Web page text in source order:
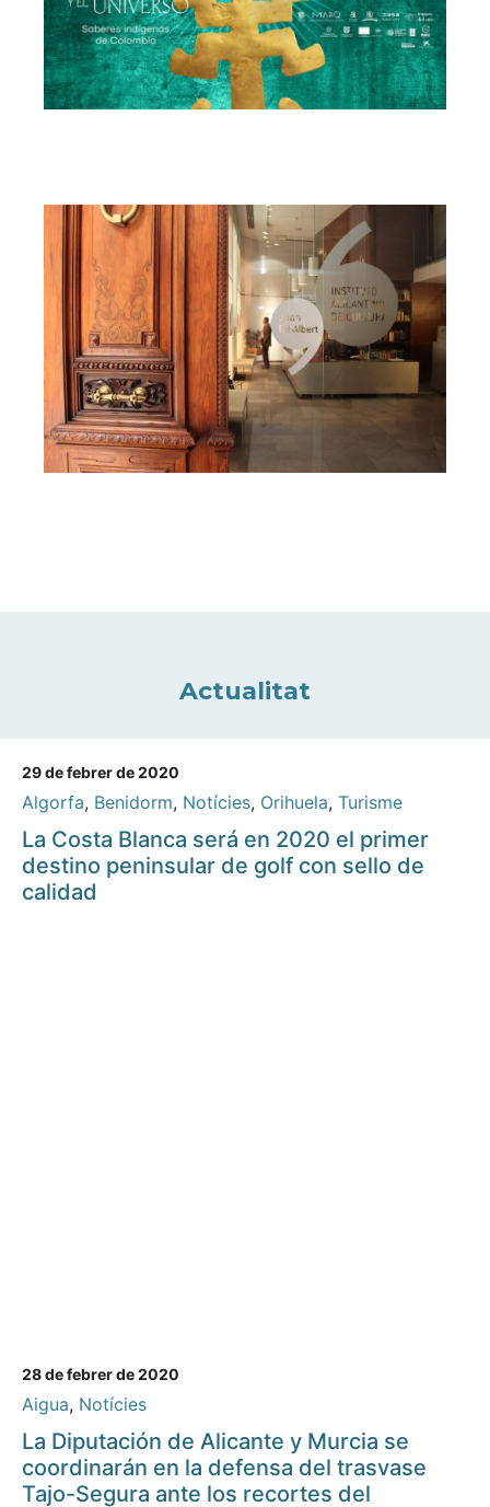
Actualitat
29 de febrer de 2020
Algorfa, Benidorm, Notícies, Orihuela, Turisme
La Costa Blanca será en 2020 el primer
destino peninsular de golf con sello de
calidad
28 de febrer de 2020
Aigua, Notícies
La Diputación de Alicante y Murcia se
coordinarán en la defensa del trasvase
Tajo-Segura ante los recortes del